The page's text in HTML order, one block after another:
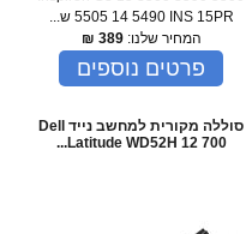
5505 14 5490 INS 15PR ש...
המחיר שלנו:389
₪
פרטים נוספים
סוללה מקורית למחשב נייד Dell
Latitude WD52H 12 700...